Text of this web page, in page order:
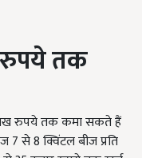
रुपये तक
रुपये तक कमा सकते हैं
से 8 क्विंटल बीज प्रति